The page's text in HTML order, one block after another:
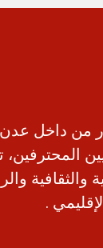
من داخل عدن
المحترفين،
والثقافية
.